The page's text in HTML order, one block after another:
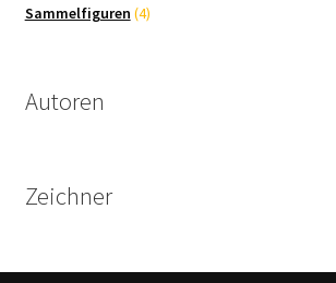
Produkte
Sammelfiguren 44
Autoren
Zeichner